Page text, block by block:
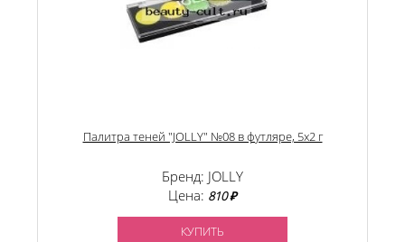
Палитра теней "JOLLY" №08 в футляре, 5х2 г
Бренд: JOLLY
Цена: 810 ₽
КУПИТЬ